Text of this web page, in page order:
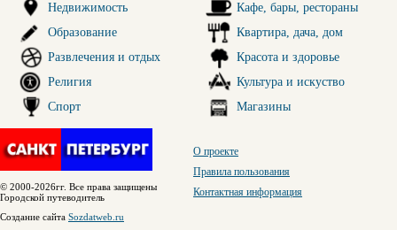
Недвижимость
Образование
Развлечения и отдых
Религия
Спорт
Кафе, бары, рестораны
Квартира, дача, дом
Красота и здоровье
Культура и искуство
Магазины
© 2000-2026гг. Все права защищены
Городской путеводитель
Создание сайта Sozdatweb.ru
О проекте
Правила пользования
Контактная информация